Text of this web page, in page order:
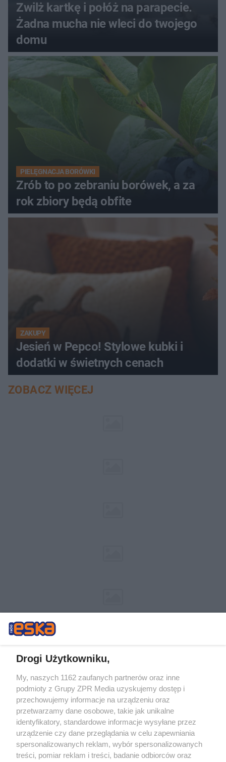
Zwilż kartkę i połóż na parapecie.
Żadna mucha nie wleci do twojego
domu
PIELĘGNACJA BORÓWKI
Zrób to po zebraniu borówek, a za
rok zbiory będą obfite
ZAKUPY
Jesień w Pepco! Stylowe kubki i
dodatki w świetnych cenach
ZOBACZ WIĘCEJ
Żaden utwór zamieszczony w serwisie nie może być powielany i
rozpowszechniany lub dalej rozpowszechniany w jakikolwiek sposób (w
tym także elektroniczny lub mechaniczny) na jakimkolwiek polu
eksploatacji w jakiejkolwiek formie, włącznie z umieszczaniem w
Internecie bez pisemnej zgody właściciela praw. Jakiekolwiek użycie lub
wykorzystanie utworów w całości lub w części z naruszeniem prawa,
tzn. bez właściwej zgody, jest zabronione pod groźbą kary i może być
ścigane prawnie.
Drogi Użytkowniku,
My, naszych 1162 zaufanych partnerów oraz inne
podmioty z Grupy ZPR Media uzyskujemy dostęp i
przechowujemy informacje na urządzeniu oraz
przetwarzamy dane osobowe, takie jak unikalne
identyfikatory, standardowe informacje wysyłane przez
urządzenie czy dane przeglądania w celu zapewniania
spersonalizowanych reklam, wybór spersonalizowanych
treści, pomiar reklam i treści, badanie odbiorców oraz